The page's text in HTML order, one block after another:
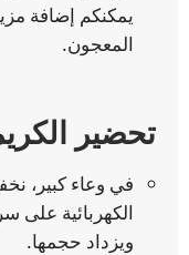
يمكنكم إضافة
المعجون.
تحضير
في وعاء كبير،
الكهربائية على
ويزداد حجمها.